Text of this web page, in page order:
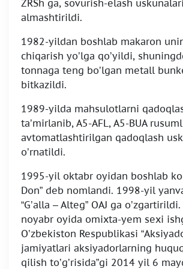
ZRSh ga, sovurish-elash
almashtirildi.
1982-yildan boshlab makaron
chiqarish yo’lga qo’yildi,
tonnaga teng bo’lgan metall
bitkazildi.
1989-yilda mahsulotlarni
ta’mirlanib, A5-AFL, A5-BUA
avtomatlashtirilgan qadoqlash
o’rnatildi.
1995-yil oktabr oyidan boshlab
Don” deb nomlandi. 1998-yil
“G’alla – Alteg” OAJ ga
noyabr oyida omixta-yem sexi
O’zbekiston Respublikasi
jamiyatlari aksiyadorlarning
qilish to’g’risida”gi 2014 yil 6